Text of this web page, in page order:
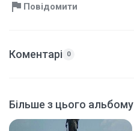
Повідомити
Коментарі 0
Більше з цього альбому